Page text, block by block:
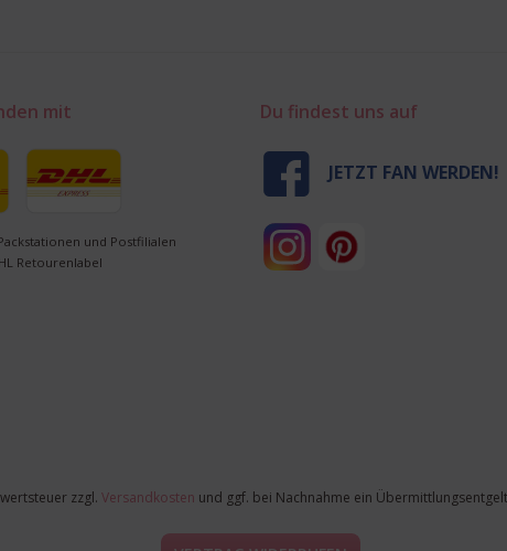
mit
und Postfilialen
Retourenlabel
Du findest uns auf
JETZT FAN WERDEN!
zzgl. Versandkosten und ggf. bei Nachnahme ein